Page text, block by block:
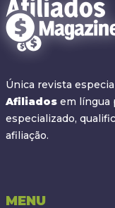
Única revista
Afiliados em língua
especializado,
afiliação.
MENU